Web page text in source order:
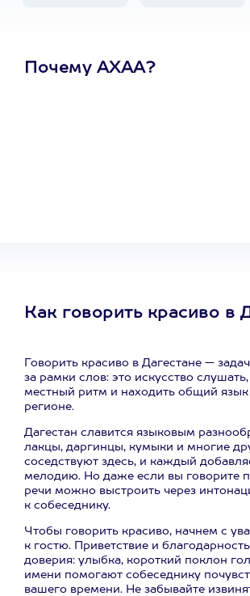
Почему АХАА?
Как говорить красиво в
Говорить красиво в Дагестане —
за рамки слов: это искусство слушать,
местный ритм и находить общий
регионе.
Дагестан славится языковым
лакцы, даргинцы, кумыки и многие
соседствуют здесь, и каждый
мелодию. Но даже если вы говорите
речи можно выстроить через
к собеседнику.
Чтобы говорить красиво, начнем с
к гостю. Приветствие и
доверия: улыбка, короткий поклон
имени помогают собеседнику
вашего времени. Не забывайте